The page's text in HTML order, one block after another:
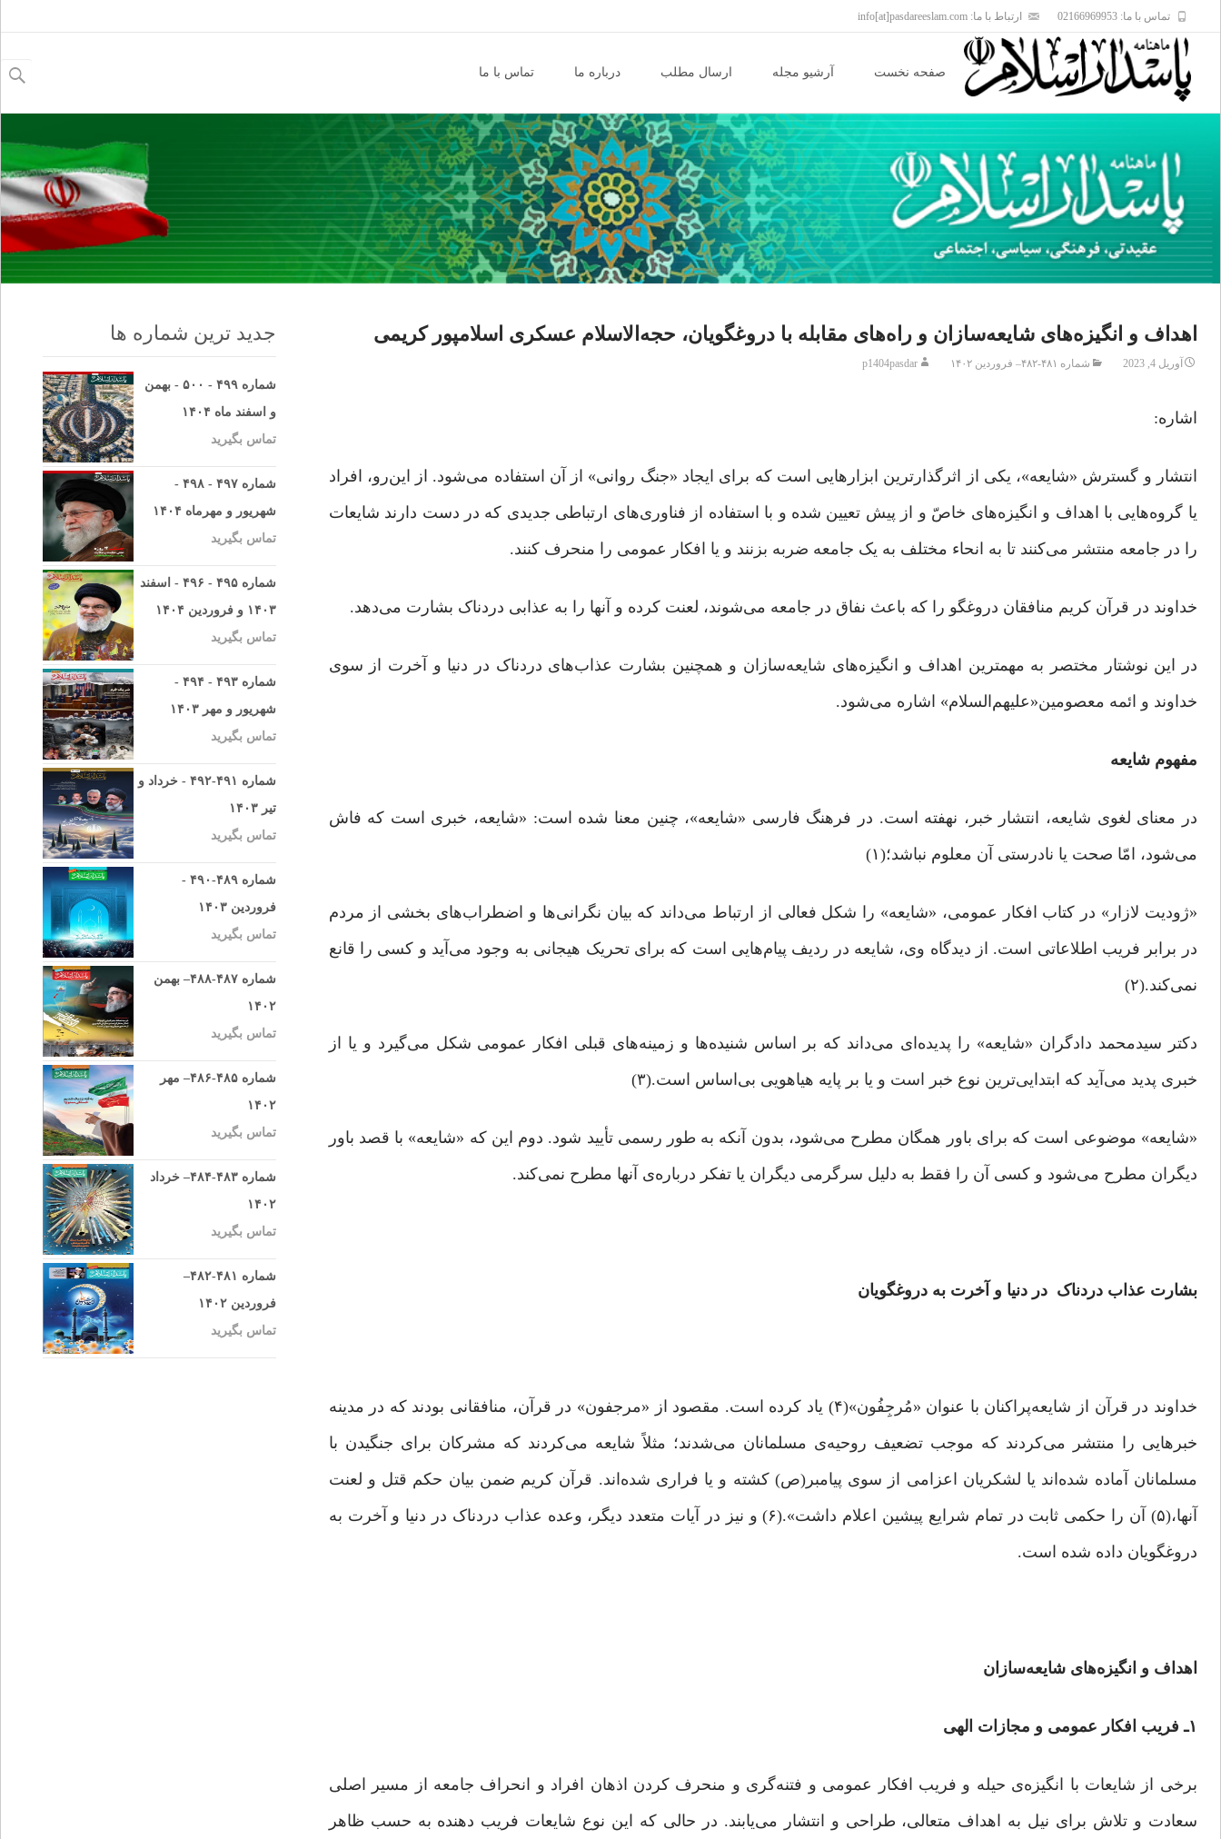
تماس با ما: 02166969953 ارتباط با ما: info[at]pasdareeslam.com
content
صفحه نخست آرشیو مجله ارسال مطلب درباره ما تماس با ما
برای:
اهداف و انگیزه‌های شایعه‌سازان و راه‌های مقابله با دروغگویان، حجه‌الاسلام عسکری اسلامپور کریمی
آوریل 4, 2023 شماره ۴۸۱-۴۸۲– فروردین ۱۴۰۲ p1404pasdar
اشاره:
انتشار و گسترش «شایعه»، یکی از اثرگذارترین ابزارهایی است که برای ایجاد «جنگ روانی» از آن استفاده می‌شود. از این‌رو، افراد
یا گروه‌هایی با اهداف و انگیزه‌های خاصّ و از پیش ‌تعیین‌ شده و با استفاده از فناوری‌های ارتباطی جدیدی که در دست دارند شایعات
را در جامعه منتشر می‌کنند تا به انحاء مختلف به یک جامعه ضربه بزنند و یا افکار عمومی را منحرف کنند.
خداوند در قرآن کریم منافقان دروغگو را که باعث نفاق در جامعه می‌شوند، لعنت کرده و آنها را به عذابی دردناک بشارت می‌دهد.
در این نوشتار مختصر به مهمترین اهداف و انگیزه‌های شایعه‌سازان و همچنین بشارت‌ عذاب‌های دردناک در دنیا و آخرت از سوی
خداوند و ائمه معصومین«علیهم‌السلام» اشاره می‌شود.
مفهوم شایعه
در معناى لغوى شایعه، انتشار خبر، نهفته است. در فرهنگ فارسی «شایعه»، چنین معنا شده است: «شایعه، خبری است که فاش
می‌شود، امّا صحت یا نادرستی آن معلوم نباشد؛(۱)
«ژودیت لازار» در کتاب افکار عمومی، «شایعه» را شکل فعالی از ارتباط می‌داند که بیان نگرانی‌ها و اضطراب‌های بخشی از مردم
در برابر فریب اطلاعاتی است. از دیدگاه وی، شایعه در ردیف پیام‌هایی است که برای تحریک هیجانی به وجود می‌آید و کسی را قانع
نمی‌کند.(۲)
دکتر سیدمحمد دادگران «شایعه» را پدیده‌ای می‌داند که بر اساس شنیده‌ها و زمینه‌های قبلی افکار عمومی شکل می‌گیرد و یا از
خبری پدید می‌آید که ابتدایی‌ترین نوع خبر است و یا بر پایه هیاهویی بی‌اساس است.(۳)
«شایعه» موضوعی است که برای باور همگان مطرح می‌شود، بدون آنکه به ‌طور رسمی تأیید شود. دوم این که «شایعه» با قصد باور
دیگران مطرح می‌شود و کسی آن را فقط به دلیل سرگرمی دیگران یا تفکر درباره‌ی آنها مطرح نمی‌کند.
بشارت عذاب دردناک در دنیا و آخرت به دروغگویان
خداوند در قرآن از شایعه‌پراکنان با عنوان «مُرجِفُون»(۴) یاد کرده است. مقصود از «مرجفون» در قرآن، منافقانی بودند که در مدینه
خبرهایی را منتشر می‌کردند که موجب تضعیف روحیه‌ی مسلمانان می‌شدند؛ مثلاً شایعه می‌کردند که مشرکان برای جنگیدن با
مسلمانان آماده شده‌اند یا لشکریان اعزامی از سوی پیامبر(ص) کشته و یا فراری شده‌اند. قرآن کریم ضمن بیان حکم قتل و لعنت
آنها،(۵) آن را حکمی ثابت در تمام شرایع پیشین اعلام داشت».(۶) و نیز در آیات متعدد دیگر، وعده عذاب دردناک در دنیا و آخرت به
دروغگویان داده شده است.
اهداف و انگیزه‌های شایعه‌سازان
۱ـ فریب افکار عمومی و مجازات الهی
برخی از شایعات با انگیزه‌ی حیله و فریب افکار عمومی و فتنه‌گری و منحرف کردن اذهان افراد و انحراف جامعه از مسیر اصلی
سعادت و تلاش برای نیل به اهداف متعالی، طراحی و انتشار می‌یابند. در حالی که این نوع شایعات فریب دهنده به حسب ظاهر
جدید ترین شماره ها
شماره ۴۹۹ - ۵۰۰ - بهمن
و اسفند ماه ۱۴۰۴
تماس بگیرید
شماره ۴۹۷ - ۴۹۸ -
شهریور و مهرماه ۱۴۰۴
تماس بگیرید
شماره ۴۹۵ - ۴۹۶ - اسفند
۱۴۰۳ و فروردین ۱۴۰۴
تماس بگیرید
شماره ۴۹۳ - ۴۹۴ -
شهریور و مهر ۱۴۰۳
تماس بگیرید
شماره ۴۹۱-۴۹۲ - خرداد و
تیر ۱۴۰۳
تماس بگیرید
شماره ۴۸۹-۴۹۰ -
فروردین ۱۴۰۳
تماس بگیرید
شماره ۴۸۷-۴۸۸– بهمن
۱۴۰۲
تماس بگیرید
شماره ۴۸۵-۴۸۶– مهر
۱۴۰۲
تماس بگیرید
شماره ۴۸۳-۴۸۴– خرداد
۱۴۰۲
تماس بگیرید
شماره ۴۸۱-۴۸۲–
فروردین ۱۴۰۲
تماس بگیرید